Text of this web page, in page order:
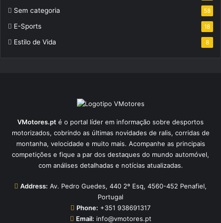
Sem categoria 58
E-Sports 18
Estilo de Vida 8
VMotores.pt é o portal líder em informação sobre desportos
motorizados, cobrindo as últimas novidades de ralis, corridas de
montanha, velocidade e muito mais. Acompanhe as principais
competições e fique a par dos destaques do mundo automóvel,
com análises detalhadas e notícias atualizadas.
Address: Av. Pedro Guedes, 440 2º Esq, 4560-452 Penafiel,
Portugal
Phone: +351 938691317
Email: info@vmotores.pt